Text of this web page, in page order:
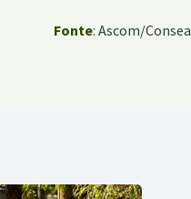
Fonte: Ascom/Consea